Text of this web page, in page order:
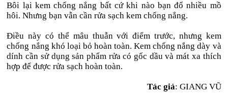
Bôi lại kem chống nắng bất cứ khi nào bạn đổ nhiều mồ
hôi. Nhưng bạn vẫn cần rửa sạch kem chống nắng.
Điều này có thể mâu thuẫn với điểm trước, nhưng kem
chống nắng khó loại bỏ hoàn toàn. Kem chống nắng dày và
dính cần sử dụng sản phẩm rửa có gốc dầu và mát xa thích
hợp để được rửa sạch hoàn toàn.
Tác giả: GIANG VŨ